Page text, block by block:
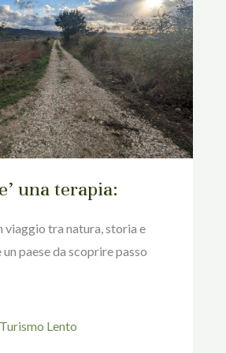
una terapia:
viaggio tra natura, storia e
paese da scoprire passo
Turismo Lento